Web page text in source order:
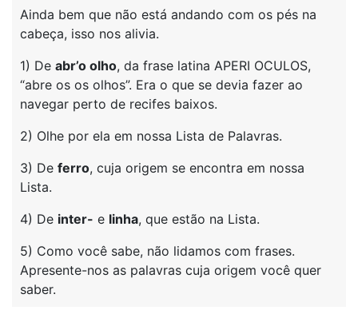
Ainda bem que não está andando com os pés na
cabeça, isso nos alivia.
1) De abr’o olho, da frase latina APERI OCULOS,
“abre os os olhos”. Era o que se devia fazer ao
navegar perto de recifes baixos.
2) Olhe por ela em nossa Lista de Palavras.
3) De ferro, cuja origem se encontra em nossa
Lista.
4) De inter- e linha, que estão na Lista.
5) Como você sabe, não lidamos com frases.
Apresente-nos as palavras cuja origem você quer
saber.